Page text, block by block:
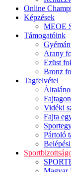
Online
Képzések
MEOE
Támogatóink
Arany
Ezüst
Bronz
Tagfelvétel
Vidéki
Fajta
Pártoló